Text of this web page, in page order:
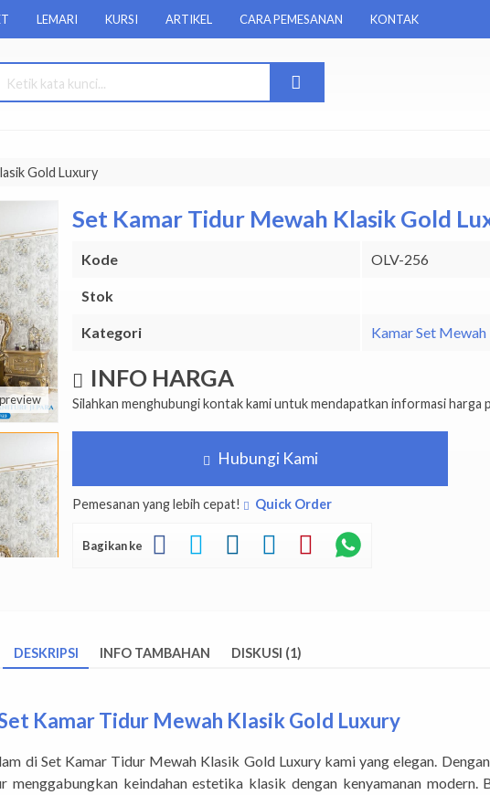
LEMARI KURSI ARTIKEL CARA PEMESANAN KONTAK
Gold Luxury
Set Kamar Tidur Mewah Klasik Gold
Kode OLV-256
Stok
Kategori Kamar Set Mewah
INFO HARGA
Silahkan menghubungi kontak kami untuk mendapatkan informasi harga
Hubungi Kami
Pemesanan yang lebih cepat! Quick Order
Bagikan ke
DESKRIPSI INFO TAMBAHAN DISKUSI (1)
Kamar Tidur Mewah Klasik Gold Luxury
di Set Kamar Tidur Mewah Klasik Gold Luxury kami yang elegan.
keindahan estetika klasik dengan kenyamanan modern.